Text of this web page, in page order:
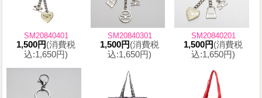
SM20840401
1,500円(消費税
込:1,650円)
SM20840301
1,500円(消費税
込:1,650円)
SM20840201
1,500円(消費税
込:1,650円)